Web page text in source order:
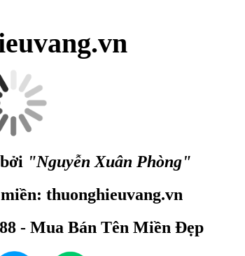
"Nguyễn Xuân Phòng"
thuonghieuvang.vn
- Mua Bán Tên Miền Đẹp